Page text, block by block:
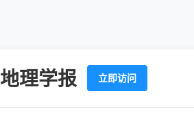
地理学报 立即访问